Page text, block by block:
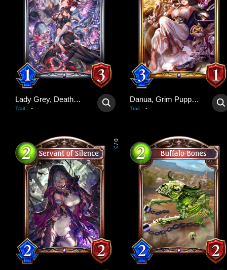
Lady Grey, Deathweaver
Trait : -
Danua, Grim Puppetmaster
Trait : -
0
/
3